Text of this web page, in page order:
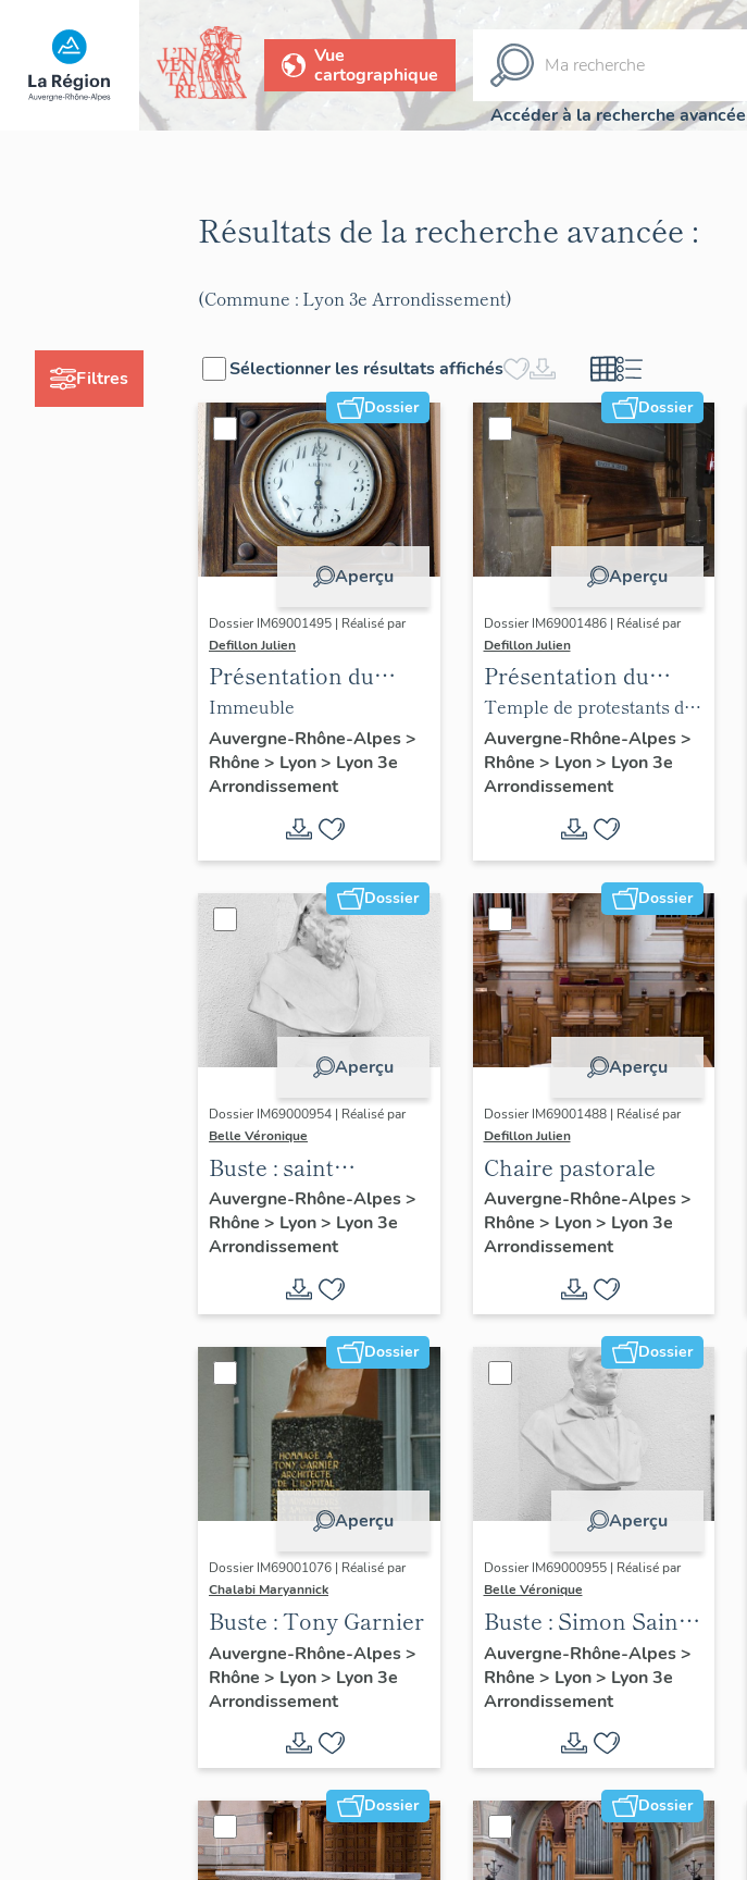
Vue
cartographique
Accéder à la recherche avancée
Filtres
Résultats de la recherche avancée :
(Commune : Lyon 3e Arrondissement)
Sélectionner les résultats affichés
Dossier
Aperçu
Dossier IM69001495 | Réalisé par
Defillon Julien
Présentation du
mobilier de
l'Immeuble des 6 et 6
bis cours de la
Liberté
Immeuble
Auvergne-Rhône-Alpes>
Rhône > Lyon> Lyon 3e
Arrondissement
Dossier
Aperçu
Dossier IM69001486 | Réalisé par
Defillon Julien
Présentation du
mobilier du Temple
de protestants dit
Grand Temple
Temple de protestants dit
Grand Temple
Auvergne-Rhône-Alpes>
Rhône > Lyon> Lyon 3e
Arrondissement
Dossier
Aperçu
Dossier IM69000954 | Réalisé par
Belle Véronique
Buste : saint
Ambroise
Auvergne-Rhône-Alpes>
Rhône > Lyon> Lyon 3e
Arrondissement
Dossier
Aperçu
Dossier IM69001488 | Réalisé par
Defillon Julien
Chaire pastorale
Auvergne-Rhône-Alpes>
Rhône > Lyon> Lyon 3e
Arrondissement
Dossier
Aperçu
Dossier IM69001076 | Réalisé par
Chalabi Maryannick
Buste : Tony Garnier
Auvergne-Rhône-Alpes>
Rhône > Lyon> Lyon 3e
Arrondissement
Dossier
Aperçu
Dossier IM69000955 | Réalisé par
Belle Véronique
Buste : Simon Saint-
Jean
Auvergne-Rhône-Alpes>
Rhône > Lyon> Lyon 3e
Arrondissement
Dossier Dossier